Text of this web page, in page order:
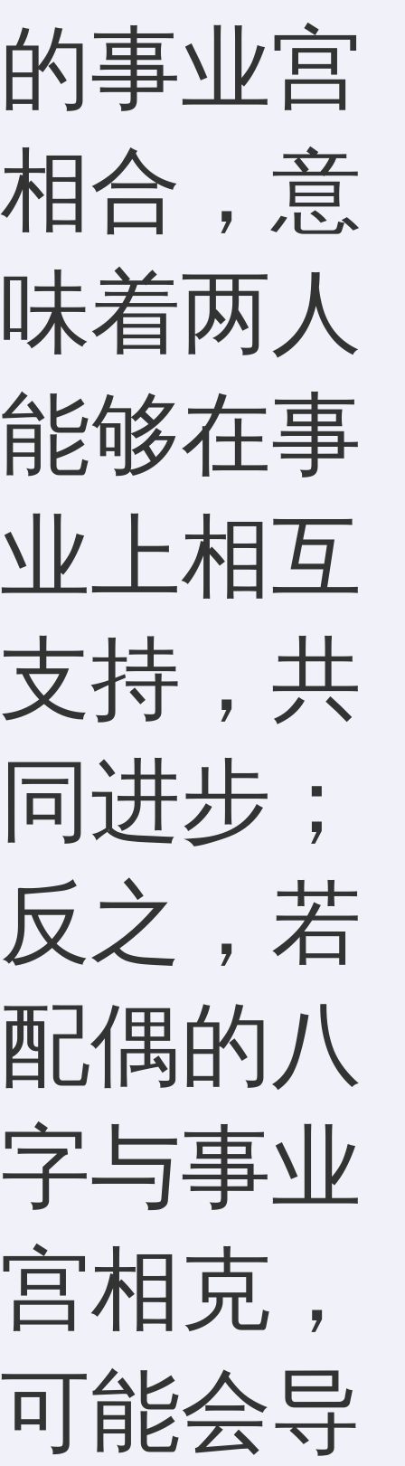
的事业宫
相合，意
味着两人
能够在事
业上相互
支持，共
同进步；
反之，若
配偶的八
字与事业
宫相克，
可能会导